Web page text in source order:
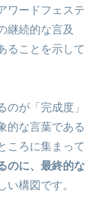
ワードフェステ
継続的な言及
ることを示して
が「完成度」
的な言葉である
ころに集まって
のに、最終的な
い構図です。